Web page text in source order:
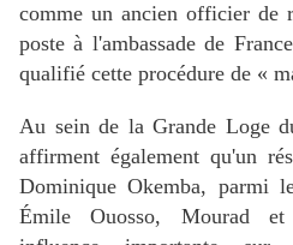
comme un ancien officier de
poste à l'ambassade de
qualifié cette procédure de «
Au sein de la Grande Loge
affirment également qu'un
Dominique Okemba, parmi
Émile Ouosso, Mourad et